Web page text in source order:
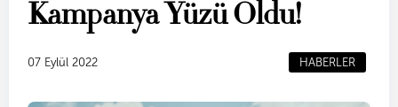
Kampanya Yüzü Oldu!
07 Eylül 2022 HABERLER